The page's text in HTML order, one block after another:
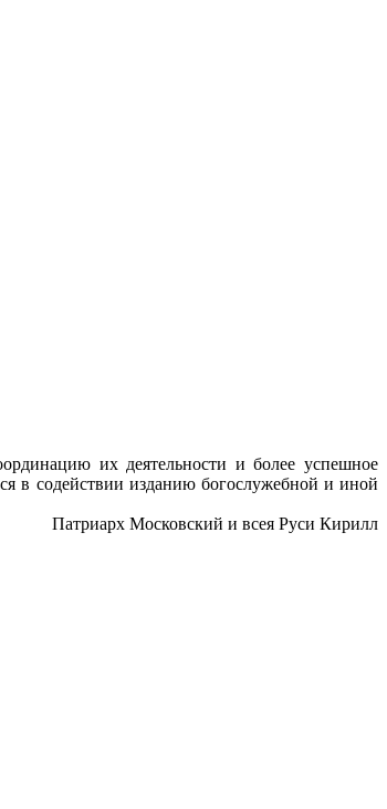
их деятельности и более успешное
в содействии изданию богослужебной и иной
Патриарх Московский и всея Руси Кирилл